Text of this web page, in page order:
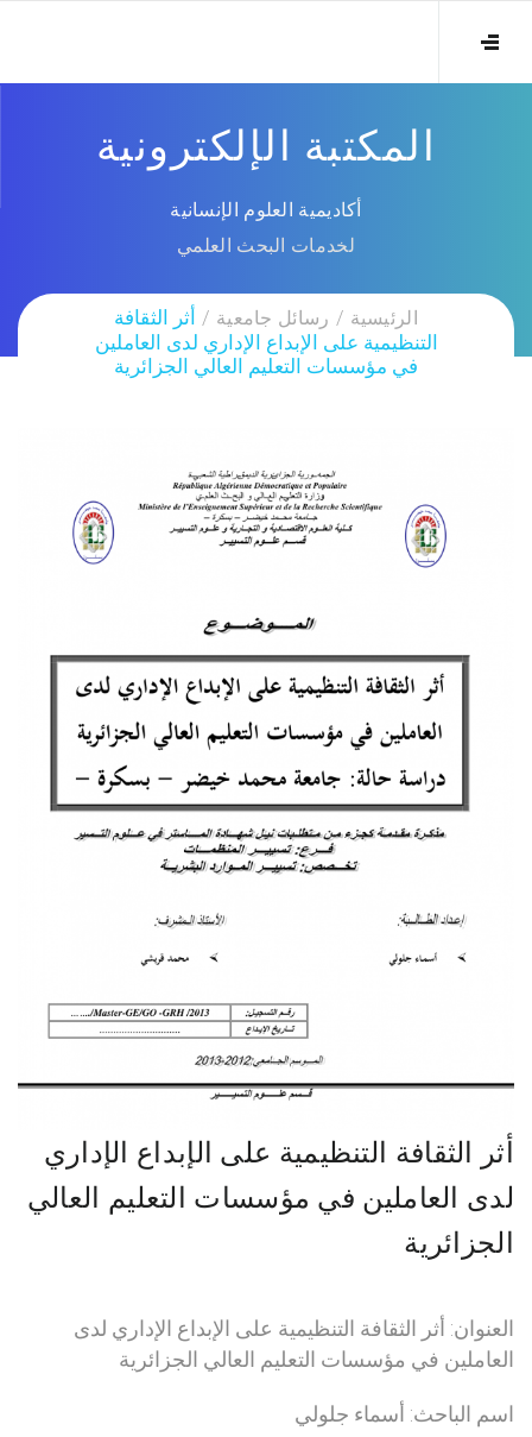
المكتبة الإلكترونية
أكاديمية العلوم الإنسانية
لخدمات البحث العلمي
الرئيسية رسائل جامعية
أثر الثقافة
التنظيمية على الإبداع الإداري لدى العاملين
في مؤسسات التعليم العالي الجزائرية
أثر الثقافة التنظيمية على الإبداع الإداري
لدى العاملين في مؤسسات التعليم العالي
الجزائرية
العنوان: أثر الثقافة التنظيمية على الإبداع الإداري لدى
العاملين في مؤسسات التعليم العالي الجزائرية
اسم الباحث: أسماء جلولي